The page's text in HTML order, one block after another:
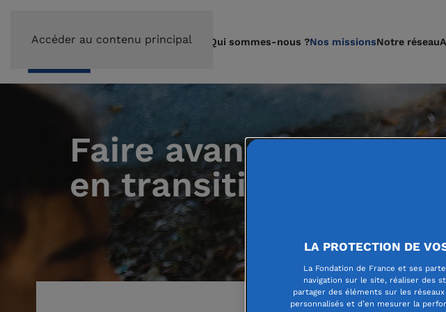
Accéder au contenu principal Qui sommes-nous ?Nos missionsNotre réseau
Faire avancer un
en transition
LA PROTECTION DE
La Fondation de France et ses
navigation sur le site, réaliser des
partager des éléments sur les
personnalisés et d’en mesurer la